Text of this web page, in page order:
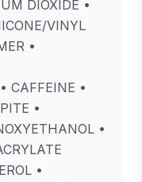
DIOXIDE •
VINYL
•
CAFFEINE •
•
•
•